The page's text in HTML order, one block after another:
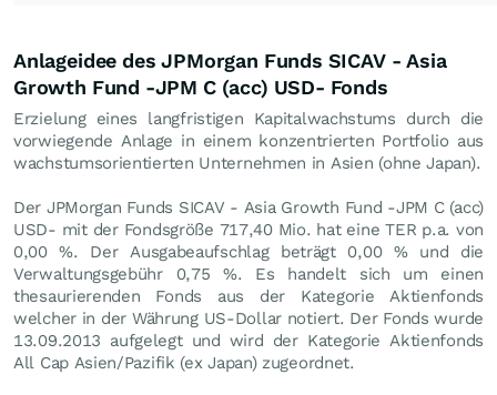
Anlageidee des JPMorgan Funds SICAV - Asia
Growth Fund -JPM C (acc) USD- Fonds
Erzielung eines langfristigen Kapitalwachstums durch die
vorwiegende Anlage in einem konzentrierten Portfolio aus
wachstumsorientierten Unternehmen in Asien (ohne Japan).
Der JPMorgan Funds SICAV - Asia Growth Fund -JPM C (acc)
USD- mit der Fondsgröße 717,40 Mio. hat eine TER p.a. von
0,00 %. Der Ausgabeaufschlag beträgt 0,00 % und die
Verwaltungsgebühr 0,75 %. Es handelt sich um einen
thesaurierenden Fonds aus der Kategorie Aktienfonds
welcher in der Währung US-Dollar notiert. Der Fonds wurde
13.09.2013 aufgelegt und wird der Kategorie Aktienfonds
All Cap Asien/Pazifik (ex Japan) zugeordnet.